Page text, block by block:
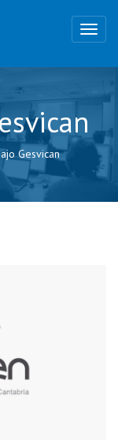
Gesvican